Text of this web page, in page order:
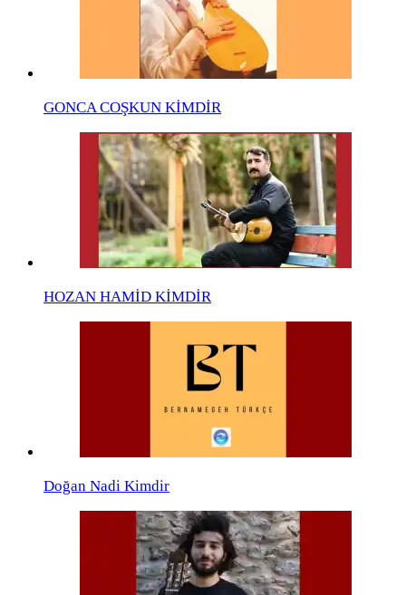
GONCA COŞKUN KİMDİR
HOZAN HAMİD KİMDİR
Doğan Nadi Kimdir